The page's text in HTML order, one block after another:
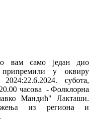
вам само један дио
у оквиру
субота,
часова - Фолклорна
Мандић" Лакташи.
из региона и